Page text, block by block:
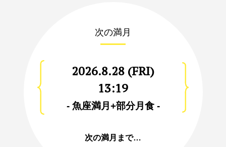
次の満月
2026.8.28 (FRI)
13:19
- 魚座満月+部分月食 -
次の満月まで…